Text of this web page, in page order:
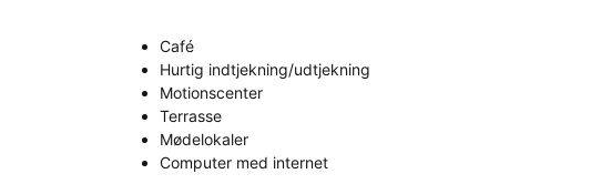
Café
Hurtig indtjekning/udtjekning
Motionscenter
Terrasse
Mødelokaler
Computer med internet